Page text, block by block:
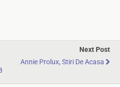
Next Post
Annie Prolux, Stiri De Acasa